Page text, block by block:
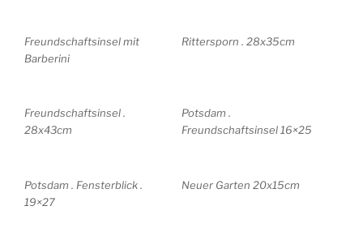
Freundschaftsinsel mit
Barberini
Rittersporn . 28x35cm
Freundschaftsinsel .
28x43cm
Potsdam .
Freundschaftsinsel 16×25
Potsdam . Fensterblick .
19×27
Neuer Garten 20x15cm